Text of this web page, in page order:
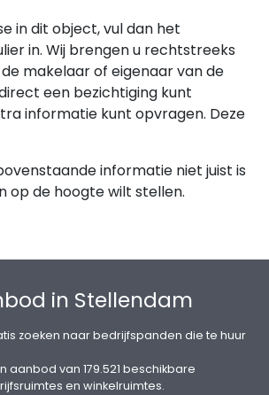
in dit object, vul dan het
in. Wij brengen u rechtstreeks
makelaar of eigenaar van de
een bezichtiging kunt
informatie kunt opvragen. Deze
informatie niet juist is
op de hoogte wilt stellen.
in Stellendam
zoeken naar bedrijfspanden die te huur
aanbod van 179.521 beschikbare
en winkelruimtes.